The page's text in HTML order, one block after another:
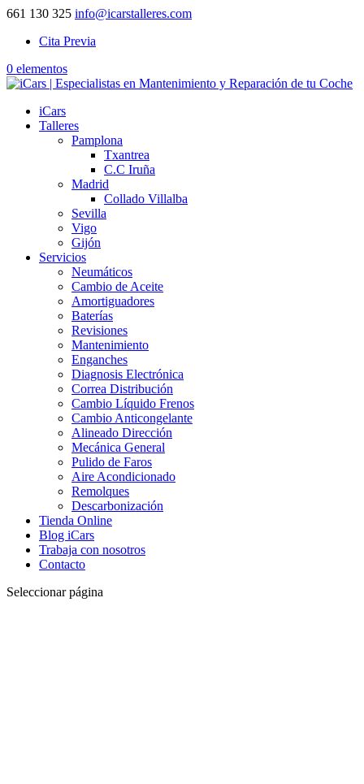
661 130 325 info@icarstalleres.com
Cita Previa
0 elementos
iCars
Talleres
Pamplona
Txantrea
C.C Iruña
Madrid
Collado Villalba
Sevilla
Vigo
Gijón
Servicios
Neumáticos
Cambio de Aceite
Amortiguadores
Baterías
Revisiones
Mantenimiento
Enganches
Diagnosis Electrónica
Correa Distribución
Cambio Líquido Frenos
Cambio Anticongelante
Alineado Dirección
Mecánica General
Pulido de Faros
Aire Acondicionado
Remolques
Descarbonización
Tienda Online
Blog iCars
Trabaja con nosotros
Contacto
Seleccionar página